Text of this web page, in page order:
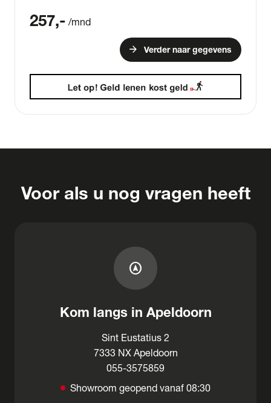
257,- /mnd
arrow_forward Verder naar gegevens
Voor als u nog vragen heeft
assistant_navigation
Kom langs in Apeldoorn
Sint Eustatius 2
7333 NX Apeldoorn
055-3575859
Showroom geopend vanaf 08:30